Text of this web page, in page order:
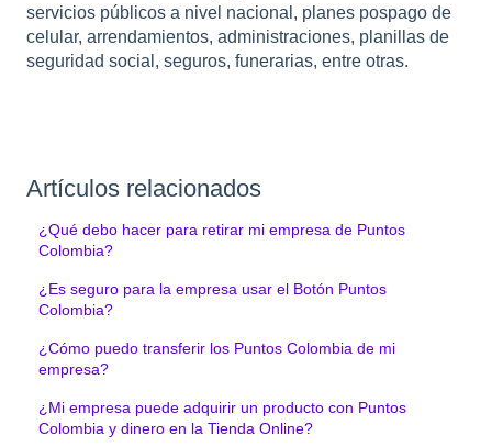
servicios públicos a nivel nacional, planes pospago de
celular, arrendamientos, administraciones, planillas de
seguridad social, seguros, funerarias, entre otras.
Artículos relacionados
¿Qué debo hacer para retirar mi empresa de Puntos
Colombia?
¿Es seguro para la empresa usar el Botón Puntos
Colombia?
¿Cómo puedo transferir los Puntos Colombia de mi
empresa?
¿Mi empresa puede adquirir un producto con Puntos
Colombia y dinero en la Tienda Online?